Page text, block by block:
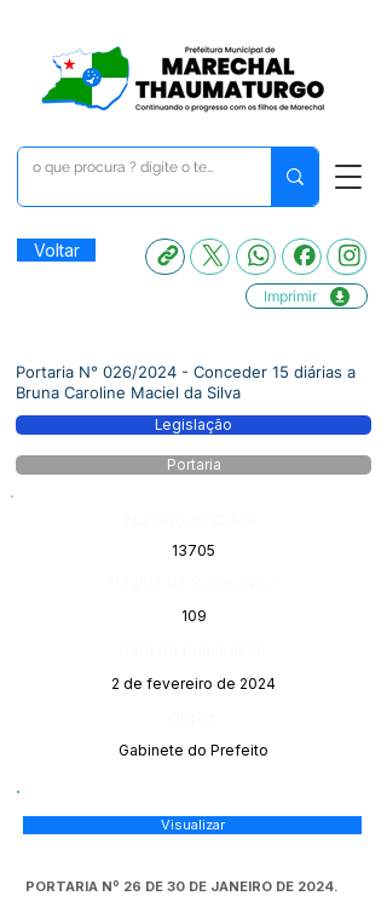
Voltar
Imprimir
Portaria N° 026/2024 - Conceder 15 diárias a
Bruna Caroline Maciel da Silva
Legislação
Portaria
13705
109
2 de fevereiro de 2024
Gabinete do Prefeito
Visualizar
PORTARIA Nº 26 DE 30 DE JANEIRO DE 2024.